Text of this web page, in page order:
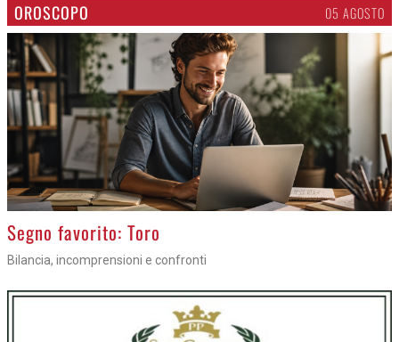
OROSCOPO 05 AGOSTO
>
Segno favorito: Toro
Bilancia, incomprensioni e confronti